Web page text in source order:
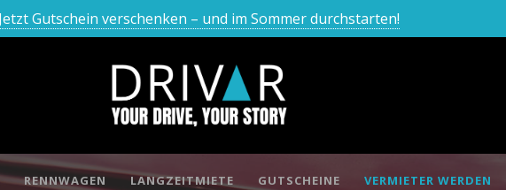
Gutschein verschenken – und im Sommer durchstarten!
RENNWAGEN LANGZEITMIETE GUTSCHEINE VERMIETER WERDEN